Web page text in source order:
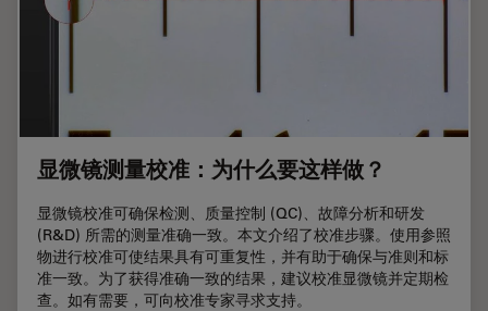
显微镜测量校准：为什么要这样做？
显微镜校准可确保检测、质量控制 (QC)、故障分析和研发
(R&D) 所需的测量准确一致。本文介绍了校准步骤。使用参照
物进行校准可使结果具有可重复性，并有助于确保与准则和标
准一致。为了获得准确一致的结果，建议校准显微镜并定期检
查。如有需要，可向校准专家寻求支持。